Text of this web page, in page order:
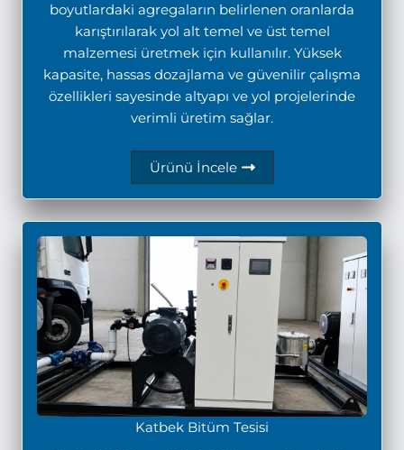
boyutlardaki agregaların belirlenen oranlarda
karıştırılarak yol alt temel ve üst temel
malzemesi üretmek için kullanılır. Yüksek
kapasite, hassas dozajlama ve güvenilir çalışma
özellikleri sayesinde altyapı ve yol projelerinde
verimli üretim sağlar.
Ürünü İncele
Katbek Bitüm Tesisi